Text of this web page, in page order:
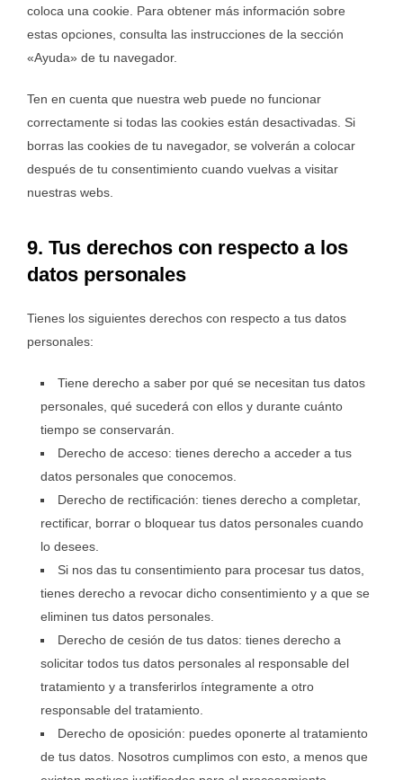
coloca una cookie. Para obtener más información sobre
estas opciones, consulta las instrucciones de la sección
«Ayuda» de tu navegador.
Ten en cuenta que nuestra web puede no funcionar
correctamente si todas las cookies están desactivadas. Si
borras las cookies de tu navegador, se volverán a colocar
después de tu consentimiento cuando vuelvas a visitar
nuestras webs.
9. Tus derechos con respecto a los
datos personales
Tienes los siguientes derechos con respecto a tus datos
personales:
Tiene derecho a saber por qué se necesitan tus datos
personales, qué sucederá con ellos y durante cuánto
tiempo se conservarán.
Derecho de acceso: tienes derecho a acceder a tus
datos personales que conocemos.
Derecho de rectificación: tienes derecho a completar,
rectificar, borrar o bloquear tus datos personales cuando
lo desees.
Si nos das tu consentimiento para procesar tus datos,
tienes derecho a revocar dicho consentimiento y a que se
eliminen tus datos personales.
Derecho de cesión de tus datos: tienes derecho a
solicitar todos tus datos personales al responsable del
tratamiento y a transferirlos íntegramente a otro
responsable del tratamiento.
Derecho de oposición: puedes oponerte al tratamiento
de tus datos. Nosotros cumplimos con esto, a menos que